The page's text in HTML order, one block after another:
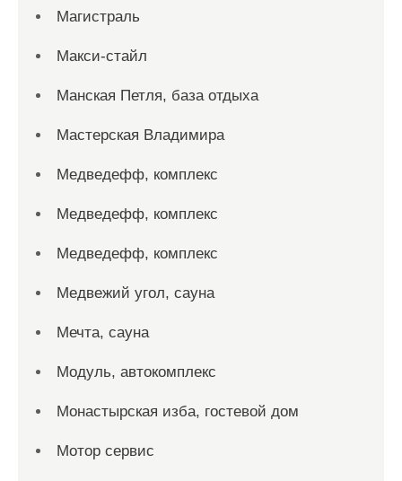
Магистраль
Макси-стайл
Манская Петля, база отдыха
Мастерская Владимира
Медведефф, комплекс
Медведефф, комплекс
Медведефф, комплекс
Медвежий угол, сауна
Мечта, сауна
Модуль, автокомплекс
Монастырская изба, гостевой дом
Мотор сервис